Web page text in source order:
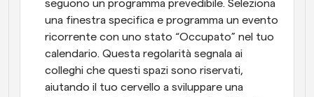
seguono un programma prevedibile. Seleziona
una finestra specifica e programma un evento
ricorrente con uno stato “Occupato” nel tuo
calendario. Questa regolarità segnala ai
colleghi che questi spazi sono riservati,
aiutando il tuo cervello a sviluppare una